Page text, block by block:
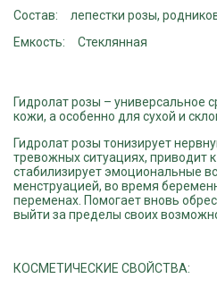
Состав
лепестки розы,
Емкость
Стеклянная
Гидролат розы – универсальное
кожи, а особенно для сухой и
Гидролат розы тонизирует
тревожных ситуациях, приводит
стабилизирует эмоциональные
менструацией, во время
переменах. Помогает вновь
выйти за пределы своих
КОСМЕТИЧЕСКИЕ СВОЙСТВА: